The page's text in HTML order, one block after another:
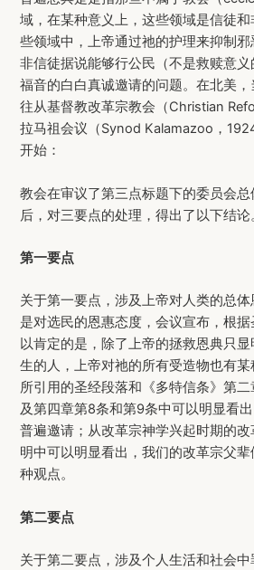
域，在某种意义上，这些领域是信徒
些领域中，上帝通过祂的护理来抑制邪
非信徒据说能够行公民（不是救赎意
福音的白白真诚邀请的问题。在北美
往从基督教改革宗教会（Christian
拉马祖会议（Synod Kalamazoo，
开始：
教会在审议了第三点标题下的委员会
后，对三要点的处理，得出了以下结论
第一要点
关于第一要点，涉及上帝对人类的总
是对选民的恩惠态度，会议宣布，根
以肯定的是，除了上帝的拯救恩典只
生的人，上帝对祂的所有受造物也有
所引用的圣经段落和《多特信条》第
及第四章第8条和第9条中可以明显看
普遍邀请；从改革宗神学兴起时期的
明中可以明显看出，我们的改革宗父
种观点。
第二要点
关于第二要点，涉及个人生活和社会